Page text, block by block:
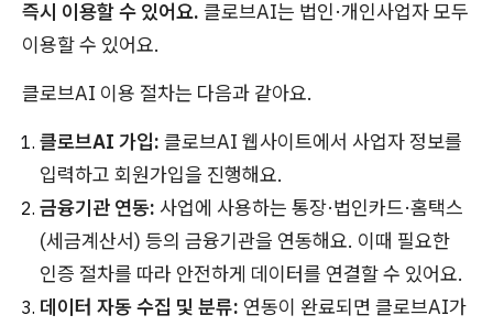
즉시 이용할 수 있어요. 클로브AI는 법인·개인사업자 모두
이용할 수 있어요.
클로브AI 이용 절차는 다음과 같아요.
클로브AI 가입: 클로브AI 웹사이트에서 사업자 정보를
입력하고 회원가입을 진행해요.
금융기관 연동: 사업에 사용하는 통장·법인카드·홈택스
(세금계산서) 등의 금융기관을 연동해요. 이때 필요한
인증 절차를 따라 안전하게 데이터를 연결할 수 있어요.
데이터 자동 수집 및 분류: 연동이 완료되면 클로브AI가